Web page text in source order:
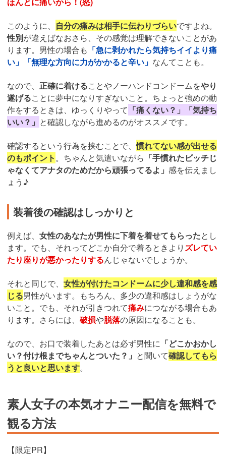
このように、 自分の痛みは相手に伝わりづらいですよね。
性別が違えばなおさら、その感覚は理解できないことがあ
ります。男性の場合も 「急に剥かれたら気持ちイイより痛
い」「無理な方向に力がかかると辛い」 なんてことも。
なので、 正確に着けることやノーハンドコンドームをやり
遂げることに夢中になりすぎないこと。ちょっと強めの動
作をするときは、ゆっくりやって 「痛くない？」「気持ち
いい？」 と確認しながら進めるのがオススメです。
確認するという行為を挟むことで、慣れてない感が出せる
のもポイント 。ちゃんと気遣いながら 「手慣れたビッチじ
ゃなくてアナタのためだから頑張ってるよ」 感を伝えまし
ょう♪
装着後の確認はしっかりと
例えば、 女性のあなたが男性に下着を着せてもらったとし
ます。でも、それってどこか自分で着るときより ズレてい
たり座りが悪かったりするんじゃないでしょうか。
それと同じで、 女性が付けたコンドームに少し違和感を感
じる男性がいます。もちろん、多少の違和感はしょうがな
いこと。でも、それが引きつれて痛みにつながる場合もあ
ります。さらには、 破損や脱落の原因になることも。
なので、お口で装着したあとは必ず男性に 「どこかおかし
い？付け根までちゃんとついた？」 と聞いて確認してもら
うと良いと思います。
素人女子の本気オナニー配信を無料で
観る方法
【限定PR】